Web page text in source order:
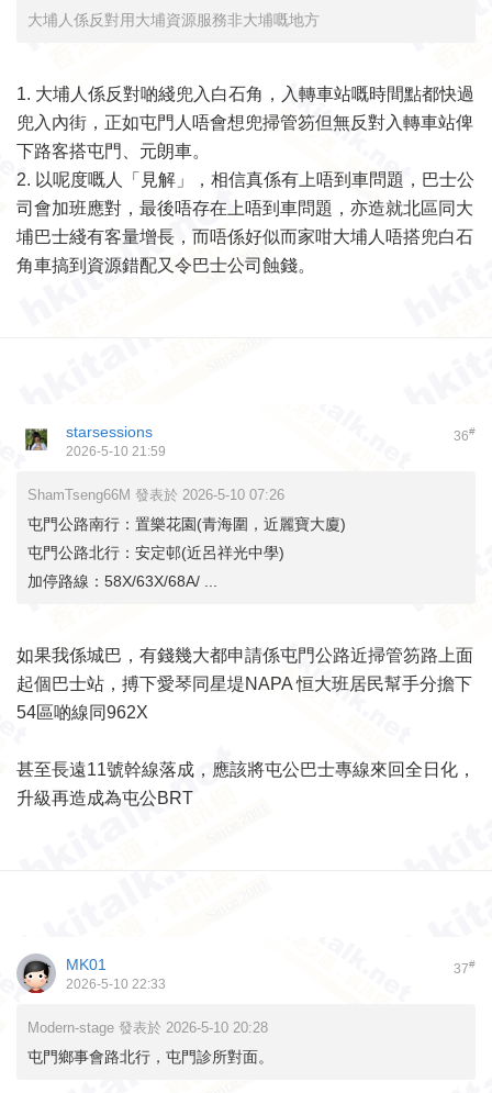
大埔人係反對用大埔資源服務非大埔嘅地方
1. 大埔人係反對啲綫兜入白石角，入轉車站嘅時間點都快過
兜入內街，正如屯門人唔會想兜掃管笏但無反對入轉車站俾
下路客搭屯門、元朗車。
2. 以呢度嘅人「見解」，相信真係有上唔到車問題，巴士公
司會加班應對，最後唔存在上唔到車問題，亦造就北區同大
埔巴士綫有客量增長，而唔係好似而家咁大埔人唔搭兜白石
角車搞到資源錯配又令巴士公司蝕錢。
36#
starsessions
2026-5-10 21:59
ShamTseng66M 發表於 2026-5-10 07:26
屯門公路南行：置樂花園(青海圍，近麗寶大廈)
屯門公路北行：安定邨(近呂祥光中學)
加停路線：58X/63X/68A/ ...
如果我係城巴，有錢幾大都申請係屯門公路近掃管笏路上面
起個巴士站，搏下愛琴同星堤NAPA 恒大班居民幫手分擔下
54區啲線同962X
甚至長遠11號幹線落成，應該將屯公巴士專線來回全日化，
升級再造成為屯公BRT
37#
MK01
2026-5-10 22:33
Modern-stage 發表於 2026-5-10 20:28
屯門鄉事會路北行，屯門診所對面。